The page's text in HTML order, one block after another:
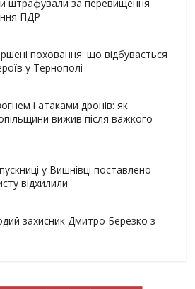
штрафували за перевищення
ПДР
поховання: що відбувається
у Тернополі
і атаками дронів: як
вижив після важкого
у Вишнівці поставлено
відхилили
захисник Дмитро Березко з